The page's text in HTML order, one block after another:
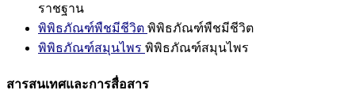
ราชฐาน
พิพิธภัณฑ์พืชมีชีวิต พิพิธภัณฑ์พืชมีชีวิต
พิพิธภัณฑ์สมุนไพร พิพิธภัณฑ์สมุนไพร
สารสนเทศและการสื่อสาร